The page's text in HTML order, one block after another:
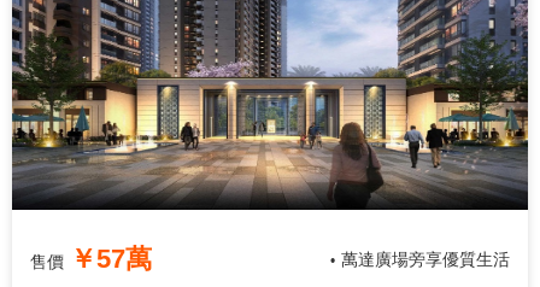
售價 ￥57萬 • 萬達廣場旁享優質生活